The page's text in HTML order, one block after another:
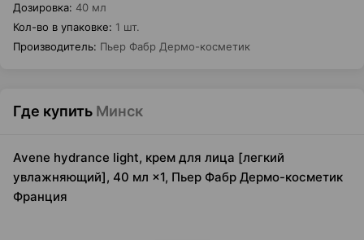
Дозировка: 40 мл
Кол-во в упаковке: 1 шт.
Производитель: Пьер Фабр Дермо-косметик
Где купить Минск
Avene hydrance light, крем для лица [легкий
увлажняющий], 40 мл ×1, Пьер Фабр Дермо-косметик
Франция